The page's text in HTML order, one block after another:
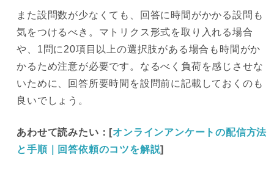
また設問数が少なくても、回答に時間がかかる設問も
気をつけるべき。マトリクス形式を取り入れる場合
や、1問に20項目以上の選択肢がある場合も時間がか
かるため注意が必要です。なるべく負荷を感じさせな
いために、回答所要時間を設問前に記載しておくのも
良いでしょう。
あわせて読みたい：[オンラインアンケートの配信方法
と手順｜回答依頼のコツを解説]